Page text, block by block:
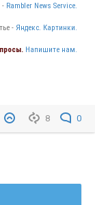
- Rambler News Service.
- Яндекс. Картинки.
Напишите нам.
8 0